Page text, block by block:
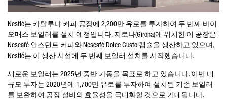
Nestlé는 카탈루냐 커피 공장에 2,200만 유로를 투자하여 두 번째 바이
오매스 보일러를 설치 예정입니다. 지로나(Girona)에 위치한 이 공장은
Nescafé 인스턴트 커피와 Nescafé Dolce Gusto 캡슐을 생산하고 있으며,
Nestlé는 이 생산 시설에 두 번째 보일러 설치를 시작했습니다.
새로운 보일러는 2025년 중반 가동을 목표로 하고 있습니다. 이번 대
규모 투자는 2020년에 1,700만 유로를 투자하여 설치된 기존 보일러
를 보완하여 공장 설비의 효율성을 극대화할 것으로 기대됩니다.